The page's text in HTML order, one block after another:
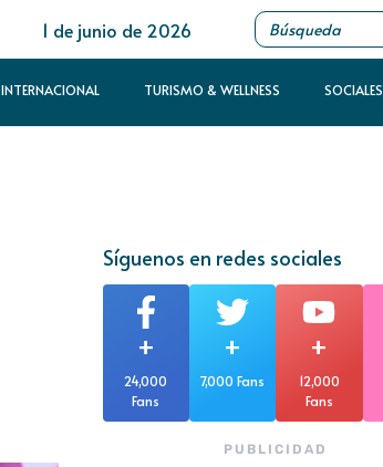
1 de junio de 2026
INTERNACIONAL TURISMO & WELLNESS SOCIALES
Síguenos en redes sociales
+
24,000
Fans
+
7,000 Fans
+
12,000
Fans
PUBLICIDAD